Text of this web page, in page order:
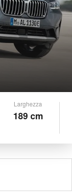
Larghezza
189 cm